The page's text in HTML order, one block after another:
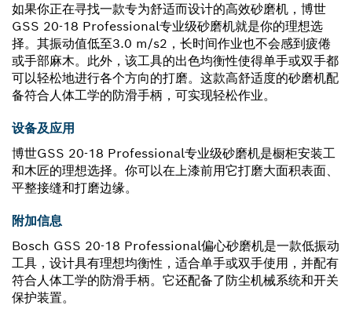
如果你正在寻找一款专为舒适而设计的高效砂磨机，博世
GSS 20-18 Professional专业级砂磨机就是你的理想选
择。其振动值低至3.0 m/s2，长时间作业也不会感到疲倦
或手部麻木。此外，该工具的出色均衡性使得单手或双手都
可以轻松地进行各个方向的打磨。这款高舒适度的砂磨机配
备符合人体工学的防滑手柄，可实现轻松作业。
设备及应用
博世GSS 20-18 Professional专业级砂磨机是橱柜安装工
和木匠的理想选择。你可以在上漆前用它打磨大面积表面、
平整接缝和打磨边缘。
附加信息
Bosch GSS 20-18 Professional偏心砂磨机是一款低振动
工具，设计具有理想均衡性，适合单手或双手使用，并配有
符合人体工学的防滑手柄。它还配备了防尘机械系统和开关
保护装置。